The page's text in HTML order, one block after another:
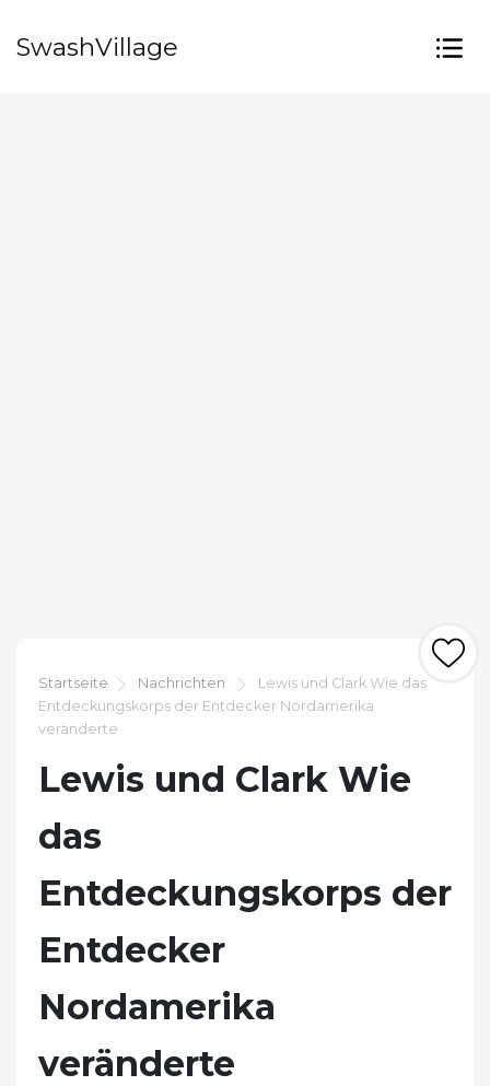
SwashVillage
Startseite Nachrichten
Lewis und Clark Wie das
Entdeckungskorps der Entdecker Nordamerika
veränderte
Lewis und Clark Wie
das
Entdeckungskorps der
Entdecker
Nordamerika
veränderte